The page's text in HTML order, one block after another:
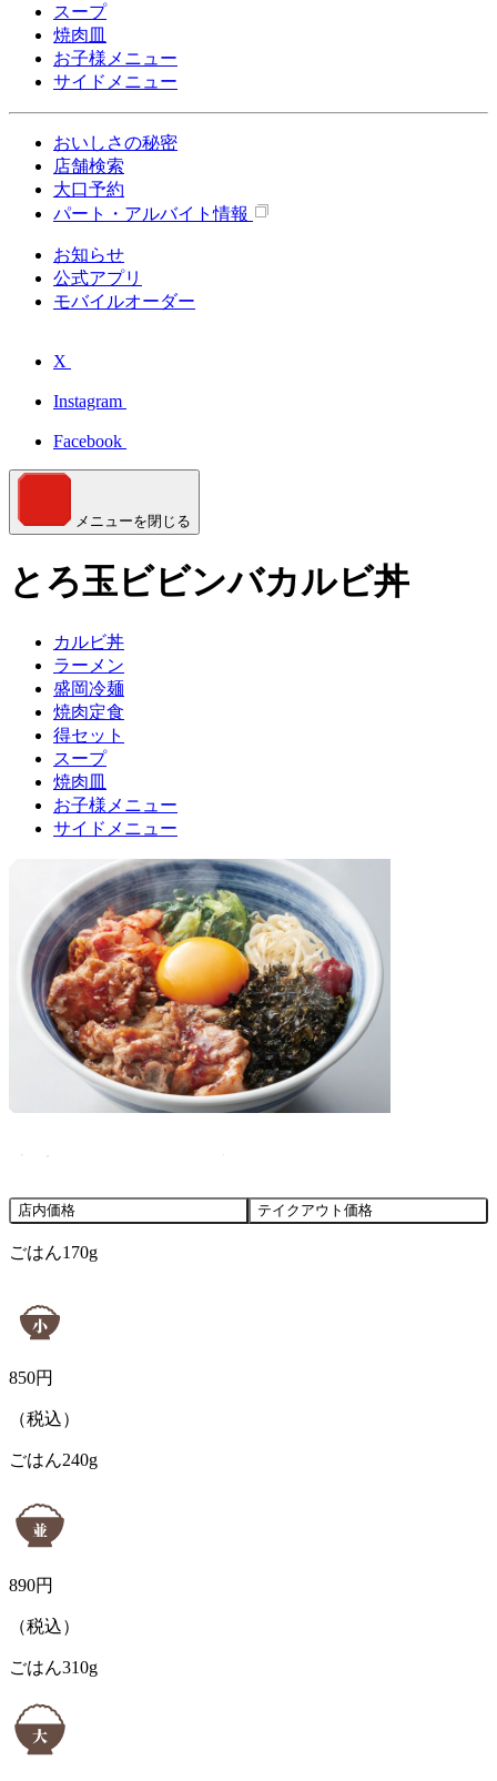
スープ
焼肉皿
お子様メニュー
サイドメニュー
おいしさの秘密
店舗検索
大口予約
パート・アルバイト情報
お知らせ
公式アプリ
モバイルオーダー
X
Instagram
Facebook
メニューを閉じる
とろ玉ビビンバカルビ丼
カルビ丼
ラーメン
盛岡冷麺
焼肉定食
得セット
スープ
焼肉皿
お子様メニュー
サイドメニュー
とろ玉ビビンバカルビ丼
店内価格 テイクアウト価格
ごはん170g
850円
（税込）
ごはん240g
890円
（税込）
ごはん310g